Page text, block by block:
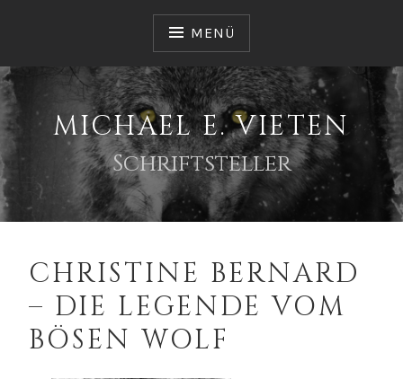
MENÜ
MICHAEL E. VIETEN
Schriftsteller
CHRISTINE BERNARD
– DIE LEGENDE VOM
BÖSEN WOLF